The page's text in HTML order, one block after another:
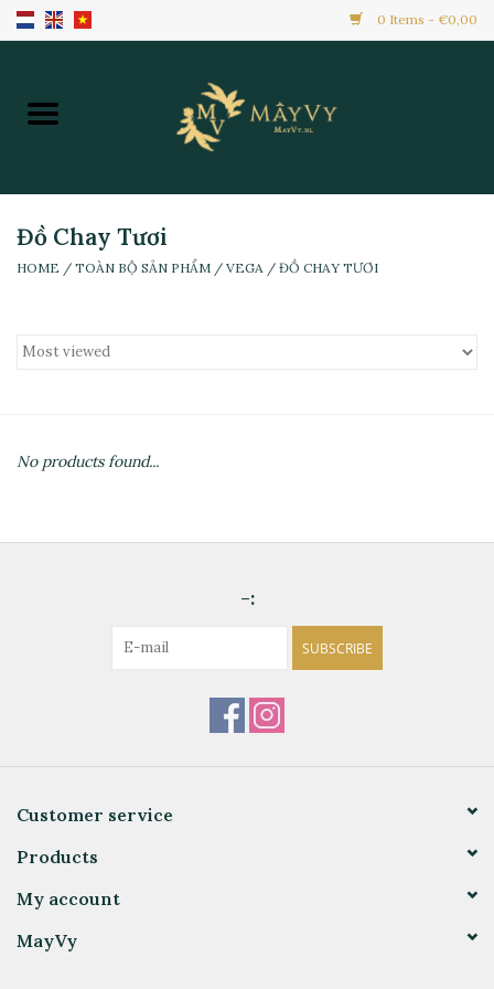
0 Items - €0,00
Home
Hàng Mới
Toàn Bộ Sản Phẩm
Đồ Chay Tươi
HOME / TOÀN BỘ SẢN PHẨM / VEGA / ĐỒ CHAY TƯƠI
No products found...
-:
SUBSCRIBE
Customer service
Products
My account
MayVy